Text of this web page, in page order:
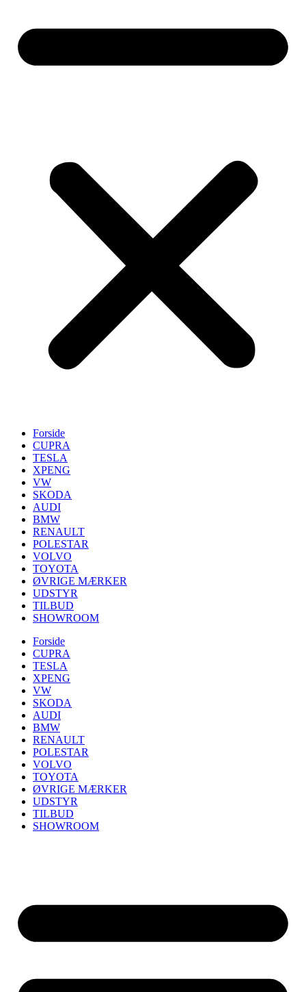
Forside
CUPRA
TESLA
XPENG
VW
SKODA
AUDI
BMW
RENAULT
POLESTAR
VOLVO
TOYOTA
ØVRIGE MÆRKER
UDSTYR
TILBUD
SHOWROOM
Forside
CUPRA
TESLA
XPENG
VW
SKODA
AUDI
BMW
RENAULT
POLESTAR
VOLVO
TOYOTA
ØVRIGE MÆRKER
UDSTYR
TILBUD
SHOWROOM